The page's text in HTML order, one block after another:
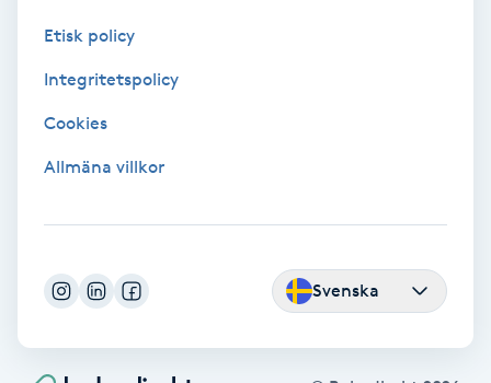
Dermapen
Diamantslipning
Etisk policy
Integritetspolicy
Cookies
Allmäna villkor
Svenska